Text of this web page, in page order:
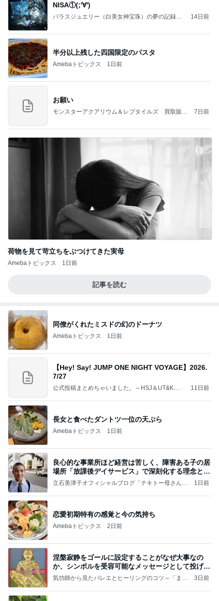
NISA①(;'∀')
パラスジュエリー（白美女神宝珠）の夢の記録
14日前
半分以上残した四国限定のパスタ
Amebaトピックス 1日前
お願い
モンスターアクアリウム＆レプタイルズ 買取販売
7日前
荷物を見て苛立ちをぶつけてきた実母
Amebaトピックス 1日前
記事を読む
同僚がくれたミスドの幻のドーナツ
Amebaトピックス 1日前
【Hey! Say! JUMP ONE NIGHT VOYAGE】2026.
7/27
公式投稿まとめちゃいました。～HSJ＆UT&K.O.
11日前
長女と食べたダントツ一位の天ぷら
Amebaトピックス 1日前
良心的な事業所ほど経営は苦しく、障害ある子の居
場所「放課後デイサービス」で深刻化する理念と現
実の
立石美津子オフィシャルブログ「テキトー母さんの
1日前
恋愛初期特有の感覚と今の気持ち
Amebaトピックス 2日前
涅槃寂静をゴールに設定することがなぜ大事なの
か、シンボルを受容可能なメッセージとして投げる
ことが
気功師から見たバレエとヒーリングのコツ～「まと
3日前